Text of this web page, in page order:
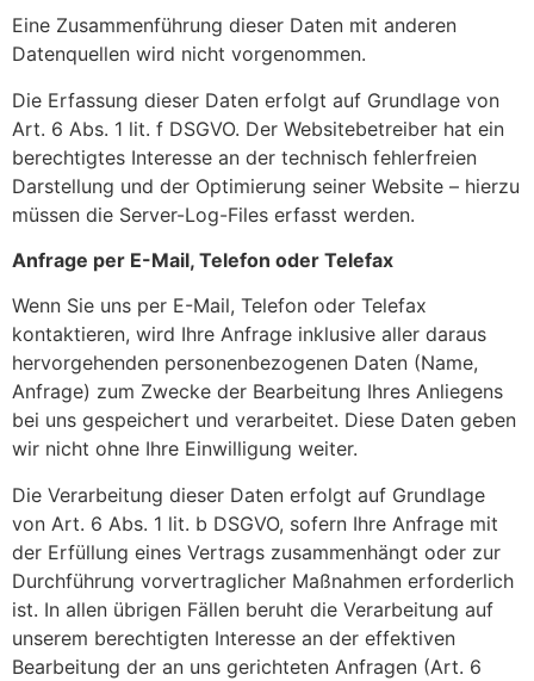
Eine Zusammenführung dieser Daten mit anderen
Datenquellen wird nicht vorgenommen.
Die Erfassung dieser Daten erfolgt auf Grundlage von
Art. 6 Abs. 1 lit. f DSGVO. Der Websitebetreiber hat ein
berechtigtes Interesse an der technisch fehlerfreien
Darstellung und der Optimierung seiner Website – hierzu
müssen die Server-Log-Files erfasst werden.
Anfrage per E-Mail, Telefon oder Telefax
Wenn Sie uns per E-Mail, Telefon oder Telefax
kontaktieren, wird Ihre Anfrage inklusive aller daraus
hervorgehenden personenbezogenen Daten (Name,
Anfrage) zum Zwecke der Bearbeitung Ihres Anliegens
bei uns gespeichert und verarbeitet. Diese Daten geben
wir nicht ohne Ihre Einwilligung weiter.
Die Verarbeitung dieser Daten erfolgt auf Grundlage
von Art. 6 Abs. 1 lit. b DSGVO, sofern Ihre Anfrage mit
der Erfüllung eines Vertrags zusammenhängt oder zur
Durchführung vorvertraglicher Maßnahmen erforderlich
ist. In allen übrigen Fällen beruht die Verarbeitung auf
unserem berechtigten Interesse an der effektiven
Bearbeitung der an uns gerichteten Anfragen (Art. 6